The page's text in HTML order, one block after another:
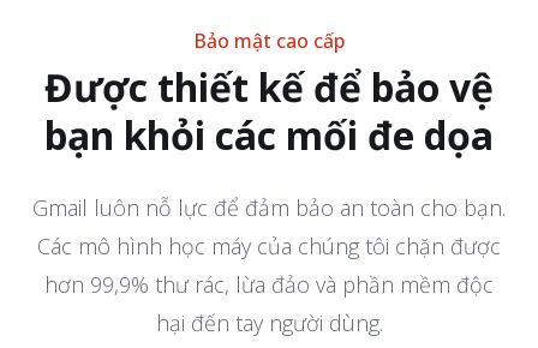
Bảo mật cao cấp
Được thiết kế để bảo vệ
bạn khỏi các mối đe dọa
Gmail luôn nỗ lực để đảm bảo an toàn cho bạn.
Các mô hình học máy của chúng tôi chặn được
hơn 99,9% thư rác, lừa đảo và phần mềm độc
hại đến tay người dùng.